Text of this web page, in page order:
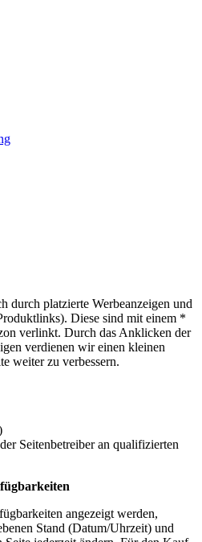
durch platzierte Werbeanzeigen und
Diese sind mit einem *
verlinkt. Durch das Anklicken der
verdienen wir einen kleinen
weiter zu verbessern.
Seitenbetreiber an qualifizierten
angezeigt werden,
Stand (Datum/Uhrzeit) und